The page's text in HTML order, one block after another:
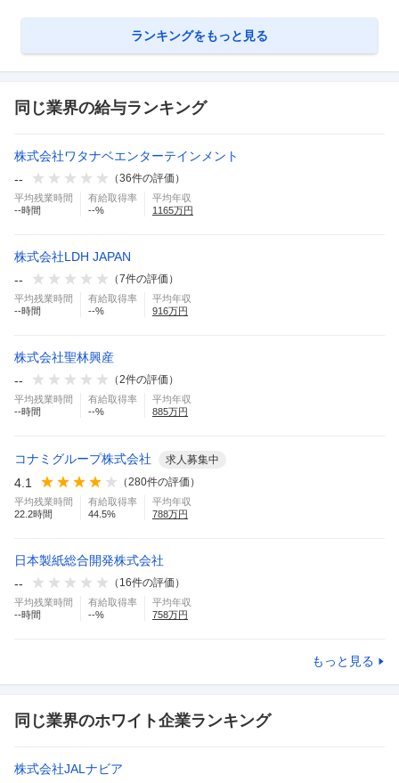
ランキングをもっと見る
同じ業界の給与ランキング
株式会社ワタナベエンターテインメント
--
（36件の評価）
平均残業時間
--時間
有給取得率
--%
平均年収
1165万円
株式会社LDH JAPAN
--
（7件の評価）
平均残業時間
--時間
有給取得率
--%
平均年収
916万円
株式会社聖林興産
--
（2件の評価）
平均残業時間
--時間
有給取得率
--%
平均年収
885万円
コナミグループ株式会社 求人募集中
4.1 （280件の評価）
平均残業時間
22.2時間
有給取得率
44.5%
平均年収
788万円
日本製紙総合開発株式会社
--
（ 16件の評価）
平均残業時間
--時間
有給取得率
--%
平均年収
758万円
もっと見る
同じ業界のホワイト企業ランキング
株式会社JALナビア